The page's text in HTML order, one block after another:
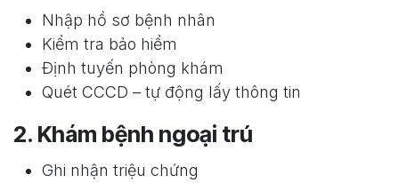
Nhập hồ sơ bệnh nhân
Kiểm tra bảo hiểm
Định tuyến phòng khám
Quét CCCD – tự động lấy thông tin
2. Khám bệnh ngoại trú
Ghi nhận triệu chứng